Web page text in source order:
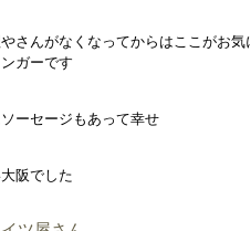
さんがなくなってからはここがお気
ガーです
ーセージもあって幸せ
阪でした